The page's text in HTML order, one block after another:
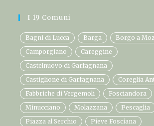
I 19 Comuni
Bagni di Lucca Barga
Borgo a
Camporgiano
Careggine
Castelnuovo di Garfagnana
Castiglione di Garfagnana
Coreglia
Fabbriche di Vergemoli
Fosciandora
Minucciano
Molazzana
Pescaglia
Piazza al Serchio
Pieve Fosciana